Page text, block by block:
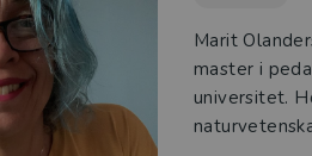
Marit
master i
universitet.